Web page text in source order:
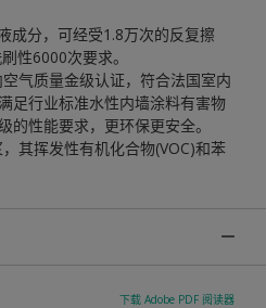
成分，可经受1.8万次的反复擦
性6000次要求。
气质量金级认证，符合法国室内
足行业标准水性内墙涂料有害物
的性能要求，更环保更安全。
其挥发性有机化合物(VOC)和苯
下载 Adobe PDF 阅读器